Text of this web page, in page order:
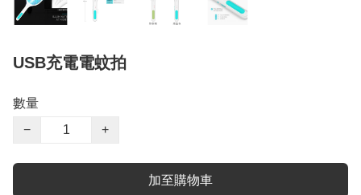
USB充電電蚊拍
數量
−
+
加至購物車